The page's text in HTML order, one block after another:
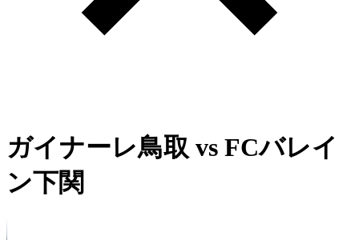
ガイナーレ鳥取 vs FCバレイ
ン下関